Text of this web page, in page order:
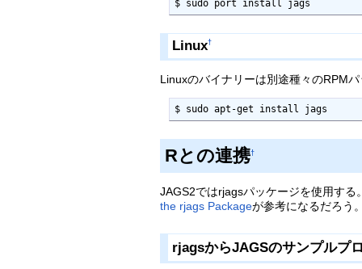
$ sudo port install jags
Linux†
Linuxのバイナリーは別途種々のRPM
$ sudo apt-get install jags
Rとの連携†
JAGS2ではrjagsパッケージを使用す
the rjags Packageが参考になるだろう
rjagsからJAGSのサンプルプ